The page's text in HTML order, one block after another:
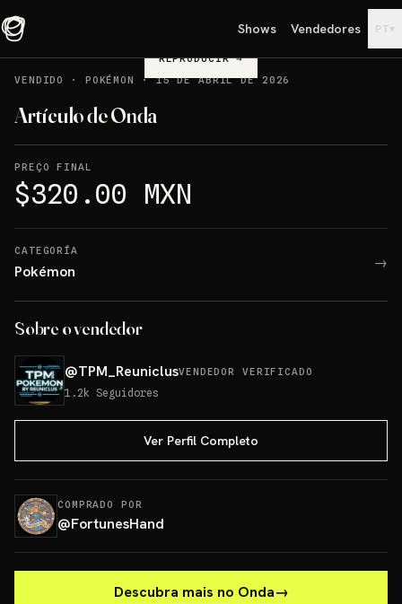
Shows Vendedores PT▾
REPRODUCIR→
VENDIDO
· POKÉMON ·15 DE ABRIL DE 2026
Artículo de Onda
PREÇO FINAL
$320.00 MXN
CATEGORÍA
Pokémon →
Sobre o vendedor
@TPM_ReuniclusVENDEDOR VERIFICADO
1.2k Seguidores
Ver Perfil Completo
COMPRADO POR
@FortunesHand
Descubra mais no Onda→